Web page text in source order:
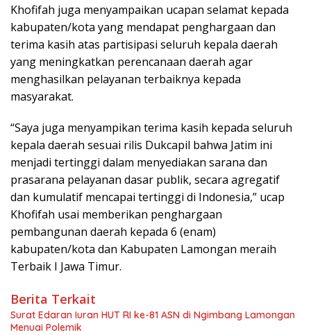
Khofifah juga menyampaikan ucapan selamat kepada
kabupaten/kota yang mendapat penghargaan dan
terima kasih atas partisipasi seluruh kepala daerah
yang meningkatkan perencanaan daerah agar
menghasilkan pelayanan terbaiknya kepada
masyarakat.
“Saya juga menyampikan terima kasih kepada seluruh
kepala daerah sesuai rilis Dukcapil bahwa Jatim ini
menjadi tertinggi dalam menyediakan sarana dan
prasarana pelayanan dasar publik, secara agregatif
dan kumulatif mencapai tertinggi di Indonesia,” ucap
Khofifah usai memberikan penghargaan
pembangunan daerah kepada 6 (enam)
kabupaten/kota dan Kabupaten Lamongan meraih
Terbaik I Jawa Timur.
Berita Terkait
Surat Edaran Iuran HUT RI ke-81 ASN di Ngimbang Lamongan
Menuai Polemik